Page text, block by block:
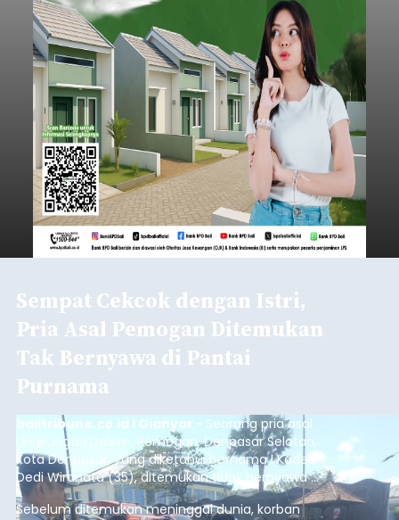
Sempat Cekcok dengan Istri,
Pria Asal Pemogan Ditemukan
Tak Bernyawa di Pantai
Purnama
balitribune.co.id I Gianyar - Seorang pria asal
Lingkungan Dalem, Pemogan, Denpasar Selatan,
Kota Denpasar, yang diketahui bernama I Kadek
Dedi Wiranata (35), ditemukan tidak bernyawa di
pesisir Pantai Purnama, Sukawati.
Sebelum ditemukan meninggal dunia, korban